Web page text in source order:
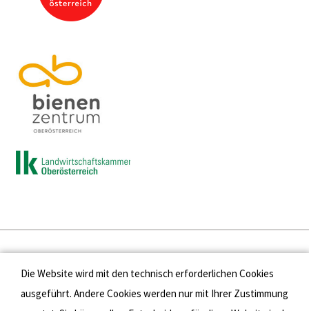
Presse
Kontakt
Die Website wird mit den technisch erforderlichen Cookies
ausgeführt. Andere Cookies werden nur mit Ihrer Zustimmung